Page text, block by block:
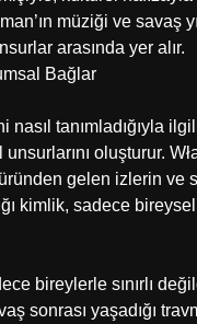
müziği ve savaş
arasında yer alır.
Bağlar
tanımladığıyla
oluşturur.
gelen izlerin ve
kimlik, sadece
bireylerle sınırlı
sonrası yaşadığı